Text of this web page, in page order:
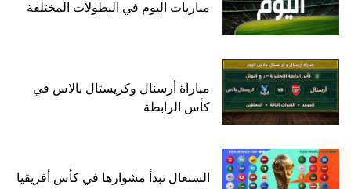
مباريات اليوم في البطولات المختلفة
مباراة أرسنال وكريستال بالاس في
كأس الرابطة
السنغال تبدأ مشوارها في كأس أفريقيا